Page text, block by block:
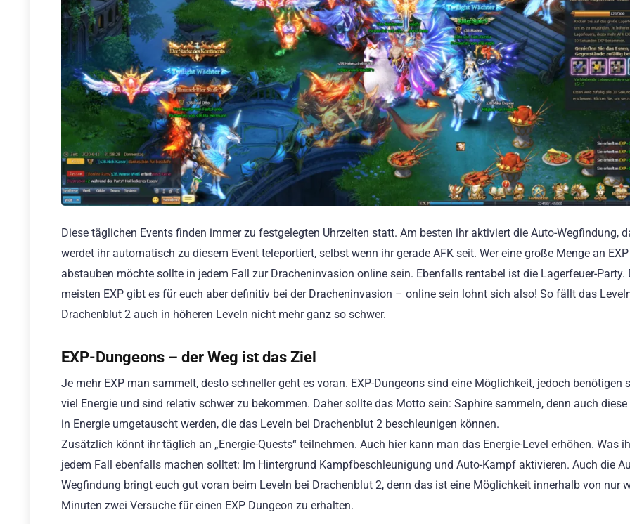
Diese täglichen Events finden immer zu festgelegten Uhrzeiten statt. Am besten ihr aktiviert die Auto-Wegfindung,
werdet ihr automatisch zu diesem Event teleportiert, selbst wenn ihr gerade AFK seit. Wer eine große Menge an EXP
abstauben möchte sollte in jedem Fall zur Dracheninvasion online sein. Ebenfalls rentabel ist die Lagerfeuer-Party.
meisten EXP gibt es für euch aber definitiv bei der Dracheninvasion – online sein lohnt sich also! So fällt das
Drachenblut 2 auch in höheren Leveln nicht mehr ganz so schwer.
EXP-Dungeons – der Weg ist das Ziel
Je mehr EXP man sammelt, desto schneller geht es voran. EXP-Dungeons sind eine Möglichkeit, jedoch benötigen
viel Energie und sind relativ schwer zu bekommen. Daher sollte das Motto sein: Saphire sammeln, denn auch
in Energie umgetauscht werden, die das Leveln bei Drachenblut 2 beschleunigen können.
Zusätzlich könnt ihr täglich an „Energie-Quests“ teilnehmen. Auch hier kann man das Energie-Level erhöhen. Was
jedem Fall ebenfalls machen solltet: Im Hintergrund Kampfbeschleunigung und Auto-Kampf aktivieren. Auch die
Wegfindung bringt euch gut voran beim Leveln bei Drachenblut 2, denn das ist eine Möglichkeit innerhalb von nur
Minuten zwei Versuche für einen EXP Dungeon zu erhalten.